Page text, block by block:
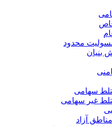
محدود
بنیان
سهامی
غیر سهامی
آزاد